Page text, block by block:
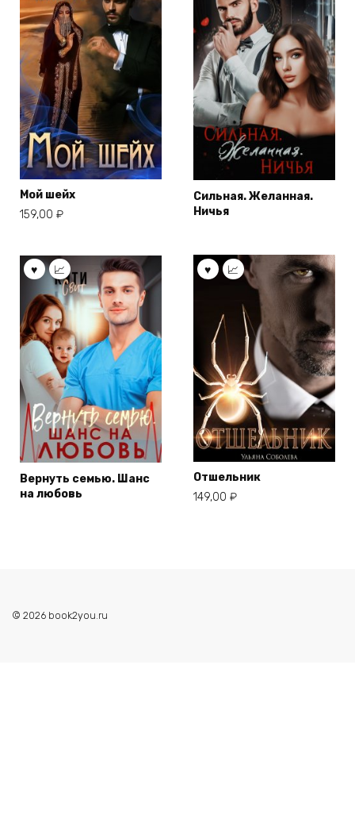
Мой шейх
159,00 ₽
Сильная. Желанная.
Ничья
Вернуть семью. Шанс
на любовь
Отшельник
149,00 ₽
© 2026 book2you.ru